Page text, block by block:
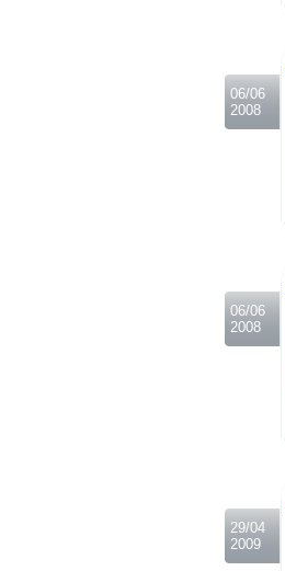
06/06
2008
06/06
2008
29/04
2009